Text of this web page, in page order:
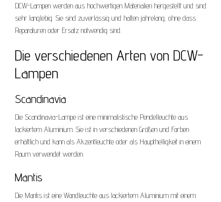
DCW-Lampen werden aus hochwertigen Materialien hergestellt und sind
sehr langlebig. Sie sind zuverlässig und halten jahrelang, ohne dass
Reparaturen oder Ersatz notwendig sind.
Die verschiedenen Arten von DCW-
Lampen
Scandinavia
Die Scandinavia-Lampe ist eine minimalistische Pendelleuchte aus
lackiertem Aluminium. Sie ist in verschiedenen Größen und Farben
erhältlich und kann als Akzentleuchte oder als Haupthelligkeit in einem
Raum verwendet werden.
Mantis
Die Mantis ist eine Wandleuchte aus lackiertem Aluminium mit einem